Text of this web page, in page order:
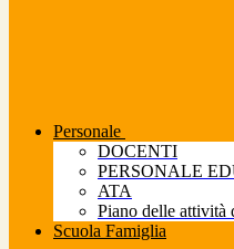
Personale
DOCENTI
PERSONALE
ATA
Piano delle
Scuola Famiglia